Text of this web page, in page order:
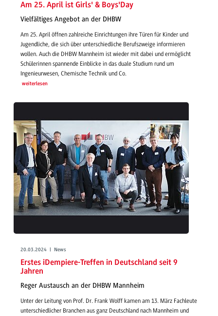
Am 25. April ist Girls' & Boys'Day
Vielfältiges Angebot an der DHBW
Am 25. April öffnen zahlreiche Einrichtungen ihre Türen für Kinder und
Jugendliche, die sich über unterschiedliche Berufszweige informieren
wollen. Auch die DHBW Mannheim ist wieder mit dabei und ermöglicht
Schülerinnen spannende Einblicke in das duale Studium rund um
Ingenieurwesen, Chemische Technik und Co.
weiterlesen
20.03.2024 | News
Erstes iDempiere-Treffen in Deutschland seit 9
Jahren
Reger Austausch an der DHBW Mannheim
Unter der Leitung von Prof. Dr. Frank Wolff kamen am 13. März Fachleute
unterschiedlicher Branchen aus ganz Deutschland nach Mannheim und